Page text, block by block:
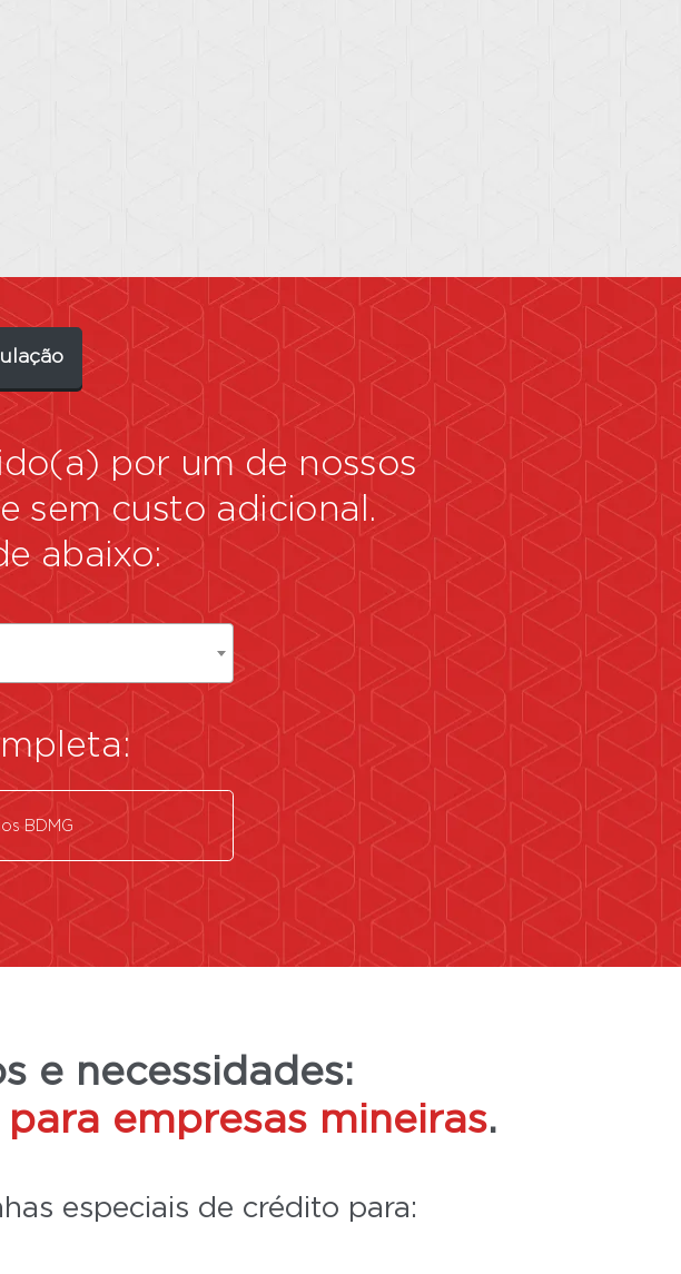
por um de nossos
sem custo adicional.
abaixo:
BDMG
e necessidades:
empresas mineiras.
especiais de crédito para: